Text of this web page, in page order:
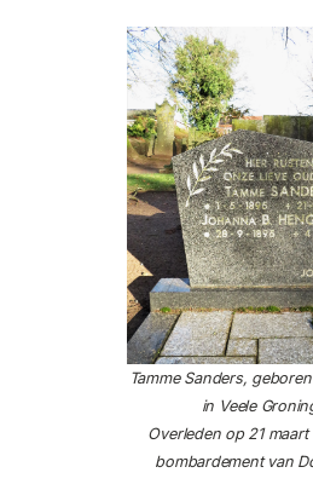
Tamme Sanders,
in Veele
Overleden op 21 maart
bombardement van